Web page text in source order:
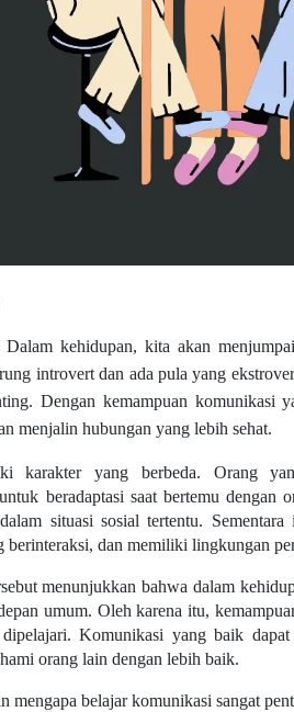
Dalam kehidupan, kita akan
introvert dan ada pula yang
Dengan kemampuan komunikasi
menjalin hubungan yang lebih sehat.
karakter yang berbeda. Orang
beradaptasi saat bertemu dengan
situasi sosial tertentu.
berinteraksi, dan memiliki lingkungan
menunjukkan bahwa dalam
umum. Oleh karena itu,
Komunikasi yang baik dapat
orang lain dengan lebih baik.
mengapa belajar komunikasi sangat